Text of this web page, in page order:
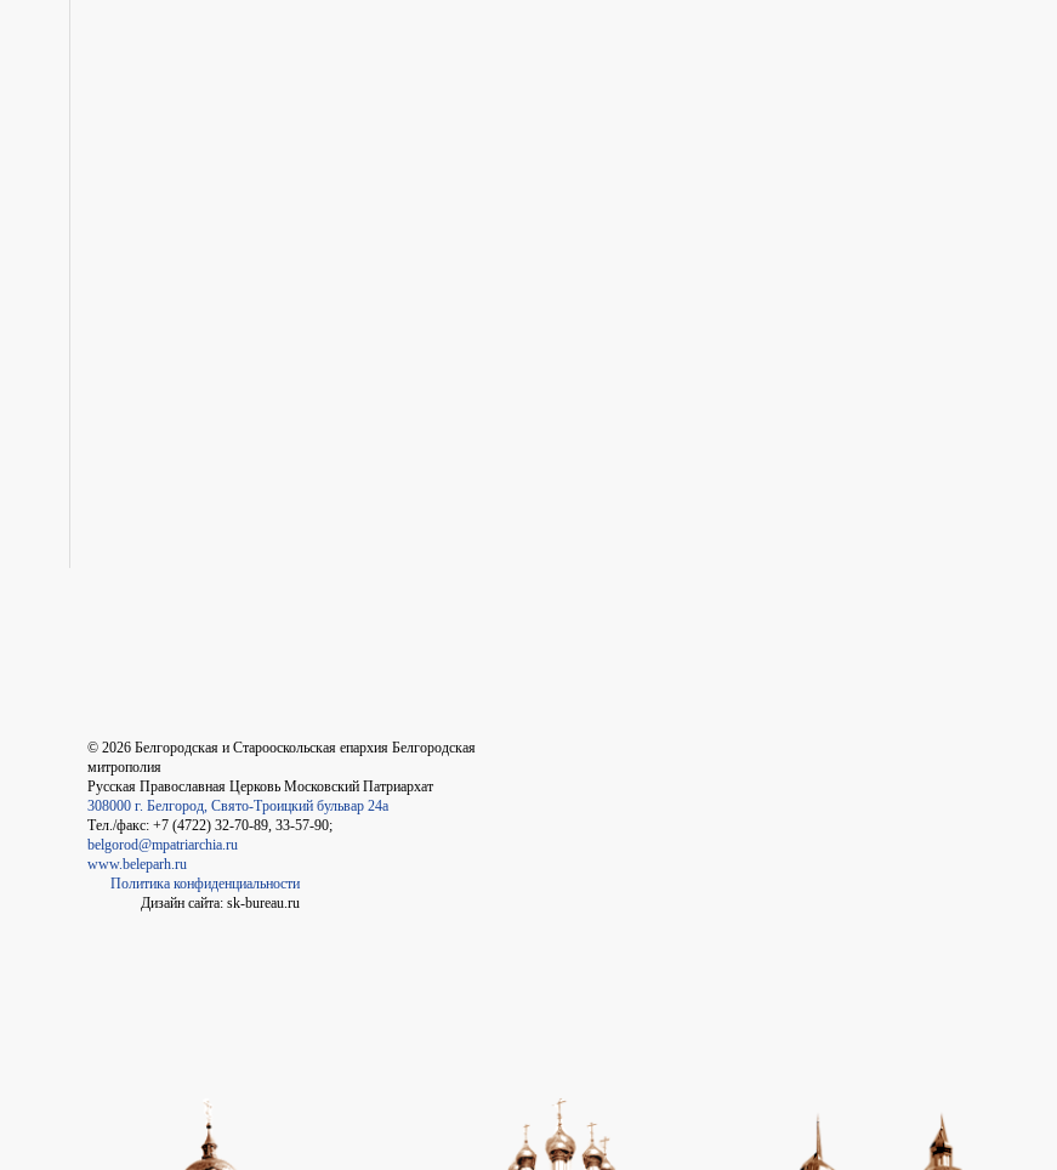
© 2026 Белгородская и Старооскольская епархия Белгородская
митрополия
Русская Православная Церковь Московский Патриархат
308000 г. Белгород, Свято-Троицкий бульвар 24а
Тел./факс: +7 (4722) 32-70-89, 33-57-90;
belgorod@mpatriarchia.ru
www.beleparh.ru
Политика конфиденциальности
Дизайн сайта: sk-bureau.ru